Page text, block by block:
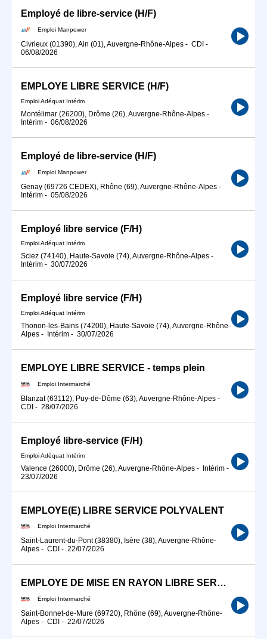
Employé de libre-service (H/F)
Emploi Manpower
Civrieux (01390), Ain (01), Auvergne-Rhône-Alpes - CDI -
06/08/2026
EMPLOYE LIBRE SERVICE (H/F)
Emploi Adéquat Intérim
Montélimar (26200), Drôme (26), Auvergne-Rhône-Alpes -
Intérim - 06/08/2026
Employé de libre-service (H/F)
Emploi Manpower
Genay (69726 CEDEX), Rhône (69), Auvergne-Rhône-Alpes -
Intérim - 05/08/2026
Employé libre service (F/H)
Emploi Adéquat Intérim
Sciez (74140), Haute-Savoie (74), Auvergne-Rhône-Alpes -
Intérim - 30/07/2026
Employé libre service (F/H)
Emploi Adéquat Intérim
Thonon-les-Bains (74200), Haute-Savoie (74), Auvergne-Rhône-
Alpes - Intérim - 30/07/2026
EMPLOYE LIBRE SERVICE - temps plein
Emploi Intermarché
Blanzat (63112), Puy-de-Dôme (63), Auvergne-Rhône-Alpes -
CDI - 28/07/2026
Employé libre-service (F/H)
Emploi Adéquat Intérim
Valence (26000), Drôme (26), Auvergne-Rhône-Alpes - Intérim -
23/07/2026
EMPLOYE(E) LIBRE SERVICE POLYVALENT
Emploi Intermarché
Saint-Laurent-du-Pont (38380), Isère (38), Auvergne-Rhône-
Alpes - CDI - 22/07/2026
EMPLOYE DE MISE EN RAYON LIBRE SERVICE
Emploi Intermarché
Saint-Bonnet-de-Mure (69720), Rhône (69), Auvergne-Rhône-
Alpes - CDI - 22/07/2026